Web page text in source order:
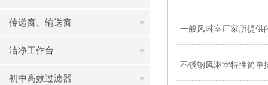
传递窗、输送窗
洁净工作台
初中高效过滤器
一般风淋室厂家所提供
不锈钢风淋室特性简单